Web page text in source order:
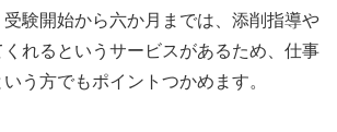
験開始から六か月までは、添削指導や
れるというサービスがあるため、仕事
う方でもポイントつかめます。